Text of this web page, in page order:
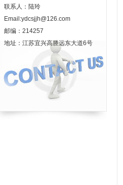
联系人：陆玲
Email:ydcsjjh@126.com
邮编：214257
地址：江苏宜兴高塍远东大道6号